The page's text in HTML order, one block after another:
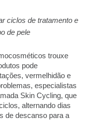
ciclos de tratamento e
de pele
trouxe
pode
vermelhidão e
especialistas
Skin Cycling, que
alternando dias
de descanso para a